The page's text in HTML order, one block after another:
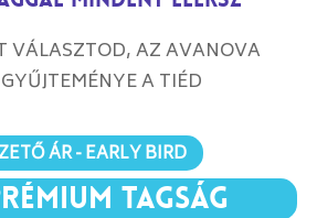
VÁLASZTOD, AZ AVANOVA
A TIÉD
ÁR - EARLY BIRD
TAGSÁG